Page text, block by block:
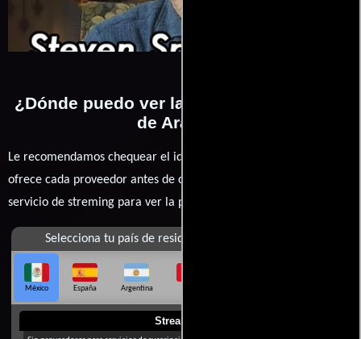
¿Dónde puedo ver la películas Lawrence
de Arabia?
Le recomendamos chequear el idioma, doblaje o subtítulos que
ofrece cada proveedor antes de comprar, alquilar o contratar un
servicio de streming para ver la películas.
Selecciona tu país de residencia
México España Argentina
Streaming